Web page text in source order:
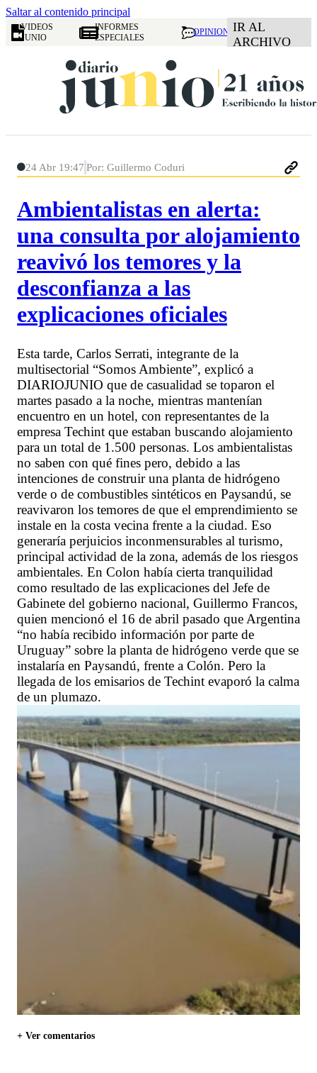
Saltar al contenido principal
VIDEOS
JUNIO
INFORMES
ESPECIALES
OPINION IR AL
ARCHIVO
24 Abr 19:47 Por: Guillermo Coduri
Ambientalistas en alerta:
una consulta por alojamiento
reavivó los temores y la
desconfianza a las
explicaciones oficiales
Esta tarde, Carlos Serrati, integrante de la
multisectorial “Somos Ambiente”, explicó a
DIARIOJUNIO que de casualidad se toparon el
martes pasado a la noche, mientras mantenían
encuentro en un hotel, con representantes de la
empresa Techint que estaban buscando alojamiento
para un total de 1.500 personas. Los ambientalistas
no saben con qué fines pero, debido a las
intenciones de construir una planta de hidrógeno
verde o de combustibles sintéticos en Paysandú, se
reavivaron los temores de que el emprendimiento se
instale en la costa vecina frente a la ciudad. Eso
generaría perjuicios inconmensurables al turismo,
principal actividad de la zona, además de los riesgos
ambientales. En Colon había cierta tranquilidad
como resultado de las explicaciones del Jefe de
Gabinete del gobierno nacional, Guillermo Francos,
quien mencionó el 16 de abril pasado que Argentina
“no había recibido información por parte de
Uruguay” sobre la planta de hidrógeno verde que se
instalaría en Paysandú, frente a Colón. Pero la
llegada de los emisarios de Techint evaporó la calma
de un plumazo.
+ Ver comentarios